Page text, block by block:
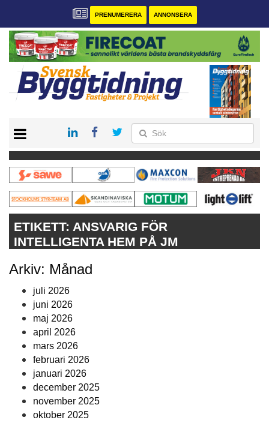
PRENUMERERA ANNONSERA
PRENUMERERA
VÅRA ANDRA MAGASIN
ANNONSERA
KONTAKT
ETIKETT: ANSVARIG FÖR
INTELLIGENTA HEM PÅ JM
Arkiv: Månad
juli 2026
juni 2026
maj 2026
april 2026
mars 2026
februari 2026
januari 2026
december 2025
november 2025
oktober 2025